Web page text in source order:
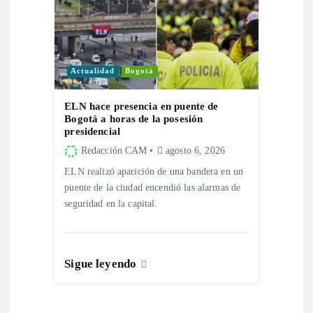
Actualidad Bogotá
ELN hace presencia en puente de
Bogotá a horas de la posesión
presidencial
Redacción CAM agosto 6, 2026
ELN realizó aparición de una bandera en un
puente de la ciudad encendió las alarmas de
seguridad en la capital.
Sigue leyendo